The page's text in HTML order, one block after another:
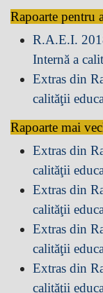
Rapoarte pentru
R.A.E.I.
Internă a
Extras din
calităţii
Rapoarte mai
Extras din
calităţii
Extras din
calităţii
Extras din
calităţii
Extras din
calităţii